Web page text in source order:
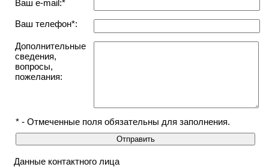
Ваш e-mail:*
Ваш телефон*:
Дополнительные
сведения,
вопросы,
пожелания:
* - Отмеченные поля обязательны для заполнения.
Данные контактного лица